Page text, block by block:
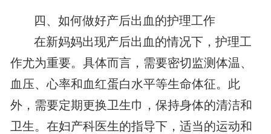
四、如何做好产后出血的护理工作
在新妈妈出现产后出血的情况下，护理工
作尤为重要。具体而言，需要密切监测体温、
血压、心率和血红蛋白水平等生命体征。此
外，需要定期更换卫生巾，保持身体的清洁和
卫生。在妇产科医生的指导下，适当的运动和